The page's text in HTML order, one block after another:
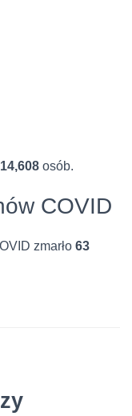
14,608 osób.
COVID
zmarło 63